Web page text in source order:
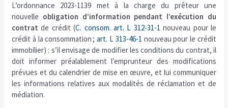
L’ordonnance 2023-1139 met à la charge du prêteur une
nouvelle obligation d’information pendant l’exécution du
contrat de crédit (C. consom. art. L 312-31-1 nouveau pour le
crédit à la consommation ;art. L 313-46-1 nouveau pour le crédit
immobilier) : s’il envisage de modifier les conditions du contrat, il
doit informer préalablement l’emprunteur des modifications
prévues et du calendrier de mise en œuvre, et lui communiquer
les informations relatives aux modalités de réclamation et de
médiation.